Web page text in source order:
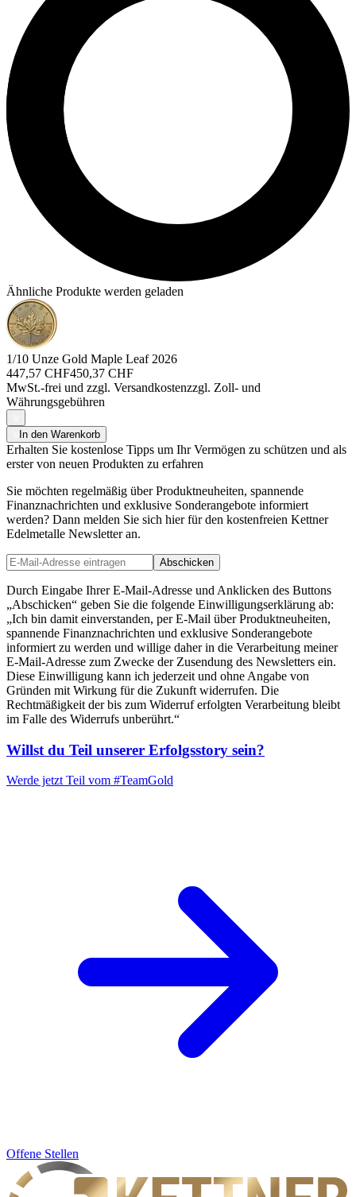
Ähnliche Produkte werden geladen
1/10 Unze Gold Maple Leaf 2026
447,57 CHF450,37 CHF
MwSt.-frei und zzgl. Versandkostenzzgl. Zoll- und
Währungsgebühren
In den Warenkorb
Erhalten Sie kostenlose Tipps um Ihr Vermögen zu schützen und als
erster von neuen Produkten zu erfahren
Sie möchten regelmäßig über Produktneuheiten, spannende
Finanznachrichten und exklusive Sonderangebote informiert
werden? Dann melden Sie sich hier für den kostenfreien Kettner
Edelmetalle Newsletter an.
Abschicken
Durch Eingabe Ihrer E-Mail-Adresse und Anklicken des Buttons
„Abschicken“ geben Sie die folgende Einwilligungserklärung ab:
„Ich bin damit einverstanden, per E-Mail über Produktneuheiten,
spannende Finanznachrichten und exklusive Sonderangebote
informiert zu werden und willige daher in die Verarbeitung meiner
E-Mail-Adresse zum Zwecke der Zusendung des Newsletters ein.
Diese Einwilligung kann ich jederzeit und ohne Angabe von
Gründen mit Wirkung für die Zukunft widerrufen. Die
Rechtmäßigkeit der bis zum Widerruf erfolgten Verarbeitung bleibt
im Falle des Widerrufs unberührt.“
Willst du Teil unserer Erfolgsstory sein?
Werde jetzt Teil vom #TeamGold
Offene Stellen